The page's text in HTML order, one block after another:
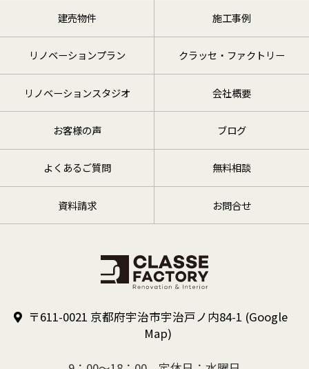
建売物件 施工事例
リノベーションプラン クラッセ・ファクトリー
リノベーションスタジオ 会社概要
お客様の声 ブログ
よくあるご質問 無料相談
資料請求 お問合せ
〒611-0021 京都府宇治市宇治戸ノ内84-1 (Google
Map)